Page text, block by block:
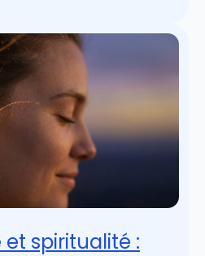
spiritualité :